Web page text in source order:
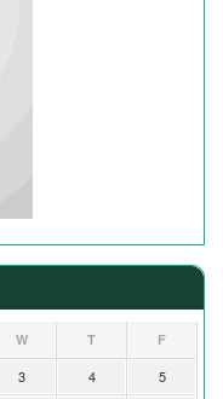
W T F
3 4
5